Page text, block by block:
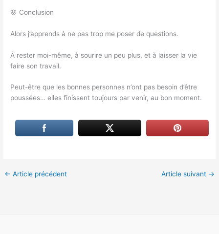
🌸 Conclusion
Alors j’apprends à ne pas trop me poser de questions.
À rester moi-même, à sourire un peu plus, et à laisser la vie
faire son travail.
Peut-être que les bonnes personnes n’ont pas besoin d’être
poussées… elles finissent toujours par venir, au bon moment.
← Article précédent Article suivant →